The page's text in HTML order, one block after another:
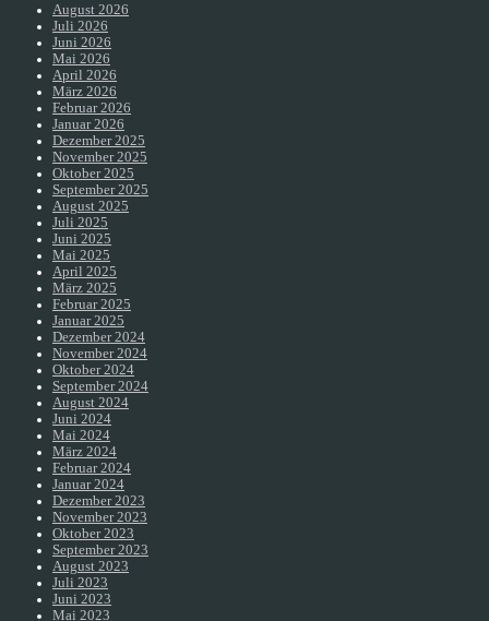
August 2026
Juli 2026
Juni 2026
Mai 2026
April 2026
März 2026
Februar 2026
Januar 2026
Dezember 2025
November 2025
Oktober 2025
September 2025
August 2025
Juli 2025
Juni 2025
Mai 2025
April 2025
März 2025
Februar 2025
Januar 2025
Dezember 2024
November 2024
Oktober 2024
September 2024
August 2024
Juni 2024
Mai 2024
März 2024
Februar 2024
Januar 2024
Dezember 2023
November 2023
Oktober 2023
September 2023
August 2023
Juli 2023
Juni 2023
Mai 2023